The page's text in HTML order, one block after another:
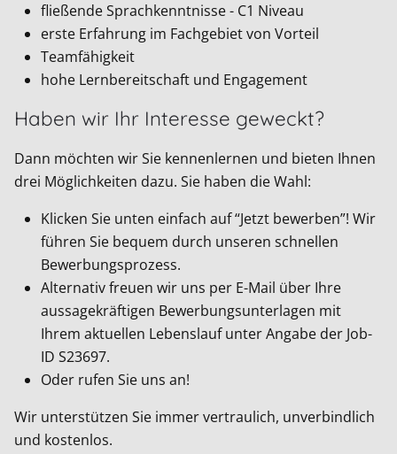
fließende Sprachkenntnisse - C1 Niveau
erste Erfahrung im Fachgebiet von Vorteil
Teamfähigkeit
hohe Lernbereitschaft und Engagement
Haben wir Ihr Interesse geweckt?
Dann möchten wir Sie kennenlernen und bieten Ihnen
drei Möglichkeiten dazu. Sie haben die Wahl:
Klicken Sie unten einfach auf “Jetzt bewerben”! Wir
führen Sie bequem durch unseren schnellen
Bewerbungsprozess.
Alternativ freuen wir uns per E-Mail über Ihre
aussagekräftigen Bewerbungsunterlagen mit
Ihrem aktuellen Lebenslauf unter Angabe der Job-
ID S23697.
Oder rufen Sie uns an!
Wir unterstützen Sie immer vertraulich, unverbindlich
und kostenlos.